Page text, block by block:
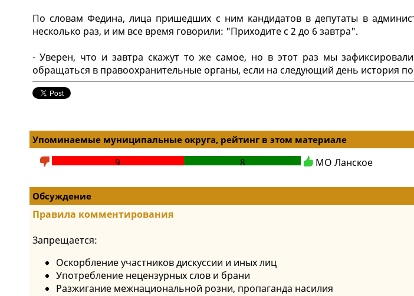
По словам Федина, лица пришедших с ним кандидатов в депутаты в
несколько раз, и им все время говорили: "Приходите с 2 до 6 завтра".
- Уверен, что и завтра скажут то же самое, но в этот раз мы
обращаться в правоохранительные органы, если на следующий день история
Упоминаемые муниципальные округа, рейтинг в этом материале
9 8 МО Ланское
Обсуждение
Правила комментирования
Запрещается:
Оскорбление участников дискуссии и иных лиц
Употребление нецензурных слов и брани
Разжигание межнациональной розни, пропаганда насилия